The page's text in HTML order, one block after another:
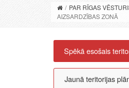
/ PAR RĪGAS
AIZSARDZĪBAS ZONĀ
Spēkā esošais
Jaunā teritorijas